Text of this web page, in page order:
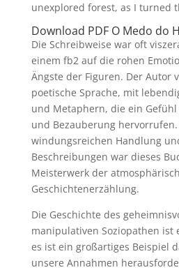
unexplored forest, as I turned
Download PDF O Medo do
Die Schreibweise war oft
einem fb2 auf die rohen
Ängste der Figuren. Der Autor
poetische Sprache, mit
und Metaphern, die ein
und Bezauberung
windungsreichen Handlung
Beschreibungen war dieses
Meisterwerk der
Geschichtenerzählung.
Die Geschichte des
manipulativen Soziopathen ist
es ist ein großartiges Beispiel
unsere Annahmen